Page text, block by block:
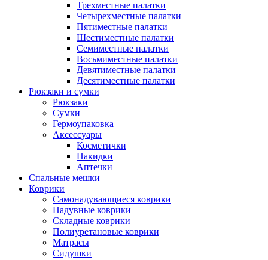
Трехместные палатки
Четырехместные палатки
Пятиместные палатки
Шестиместные палатки
Семиместные палатки
Восьмиместные палатки
Девятиместные палатки
Десятиместные палатки
Рюкзаки и сумки
Рюкзаки
Сумки
Гермоупаковка
Аксессуары
Косметички
Накидки
Аптечки
Спальные мешки
Коврики
Самонадувающиеся коврики
Надувные коврики
Складные коврики
Полиуретановые коврики
Матрасы
Сидушки